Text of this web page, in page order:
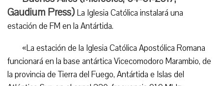
Gaudium Press) La Iglesia Católica instalará una
estación de FM en la Antártida.
«La estación de la Iglesia Católica Apostólica Romana
funcionará en la base antártica Vicecomodoro Marambio, de
la provincia de Tierra del Fuego, Antártida e Islas del